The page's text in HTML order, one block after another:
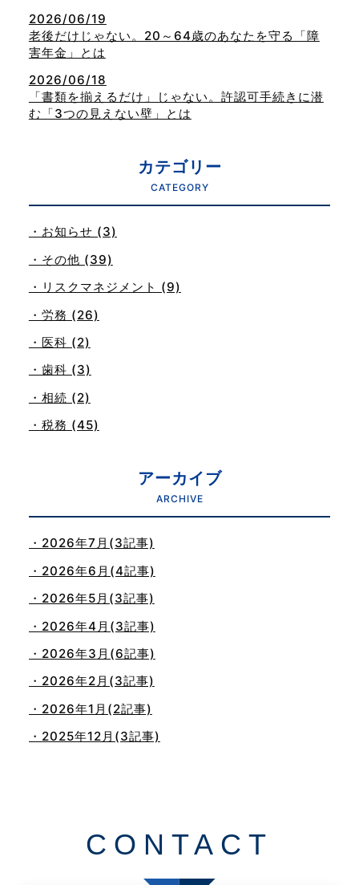
2026/06/19
老後だけじゃない。20～64歳のあなたを守る「障
害年金」とは
2026/06/18
「書類を揃えるだけ」じゃない。許認可手続きに潜
む「3つの見えない壁」とは
カテゴリー
CATEGORY
・お知らせ (3)
・その他 (39)
・リスクマネジメント (9)
・労務 (26)
・医科 (2)
・歯科 (3)
・相続 (2)
・税務 (45)
アーカイブ
ARCHIVE
・2026年7月(3記事)
・2026年6月(4記事)
・2026年5月(3記事)
・2026年4月(3記事)
・2026年3月(6記事)
・2026年2月(3記事)
・2026年1月(2記事)
・2025年12月(3記事)
・2025年8月(2記事)
CONTACT